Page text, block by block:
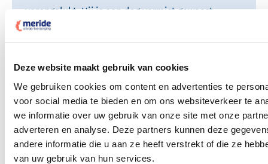
Deze website maakt gebruik van cookies
We gebruiken cookies om content en advertenties te
voor social media te bieden en om ons websiteverkeer te
we informatie over uw gebruik van onze site met onze
adverteren en analyse. Deze partners kunnen deze
andere informatie die u aan ze heeft verstrekt of die ze
van uw gebruik van hun services.
verongelukt. Hij is een dag vermist geweest
voordat ze hem vonden en ik kan nu nog steeds
niet beschrijven wat er […]
Verhaal lezen
9,2